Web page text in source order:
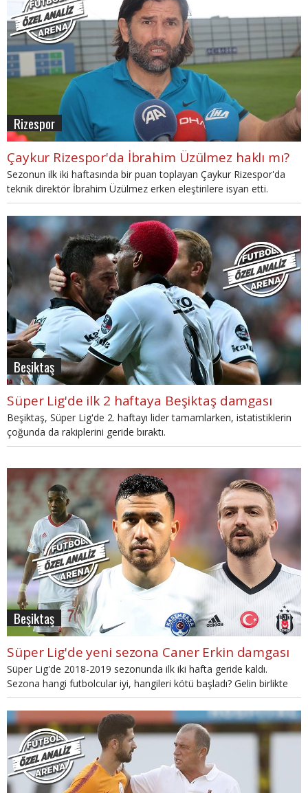
Rizespor
Çaykur Rizespor'da İbrahim Üzülmez haklı mı?
Sezonun ilk iki haftasında bir puan toplayan Çaykur Rizespor'da
teknik direktör İbrahim Üzülmez erken eleştirilere isyan etti.
Beşiktaş
Süper Lig'de ilk 2 haftaya Beşiktaş damgası
Beşiktaş, Süper Lig'de 2. haftayı lider tamamlarken, istatistiklerin
çoğunda da rakiplerini geride bıraktı.
Beşiktaş
Süper Lig'de yeni sezona Caner Erkin damgası
Süper Lig'de 2018-2019 sezonunda ilk iki hafta geride kaldı.
Sezona hangi futbolcular iyi, hangileri kötü başladı? Gelin birlikte
bakalım...